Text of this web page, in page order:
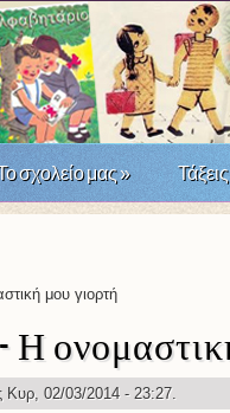
σχολείο μας» Τάξεις
μου γιορτή
Κυρ, 02/03/2014 - 23:27.